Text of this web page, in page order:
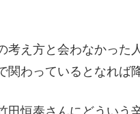
考え方と会わなかった
わっているとなれば
田恒泰さんにどういう